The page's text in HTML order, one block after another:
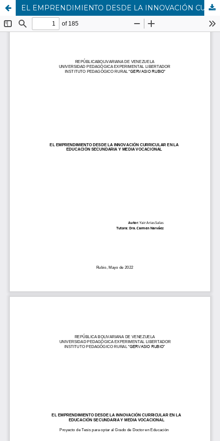
EL EMPRENDIMIENTO DESDE LA INNOVACIÓN CURRICULAR EN LA EDUCACIÓN SECUNDARIA Y MEDIA VOCACIONAL